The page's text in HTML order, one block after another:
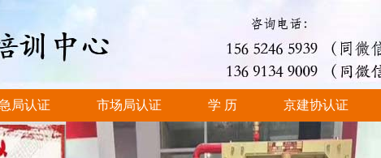
局认证 市场局认证 学 历 京建协认证